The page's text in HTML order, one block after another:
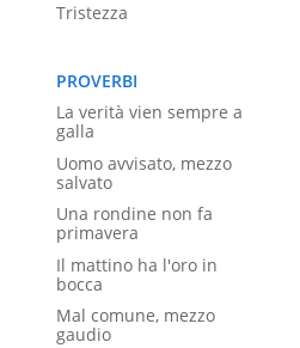
Tristezza
PROVERBI
La verità vien sempre a
galla
Uomo avvisato, mezzo
salvato
Una rondine non fa
primavera
Il mattino ha l'oro in
bocca
Mal comune, mezzo
gaudio